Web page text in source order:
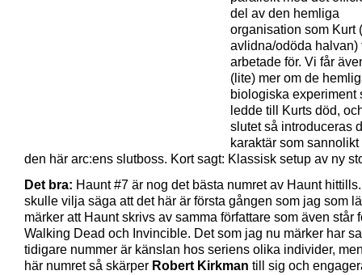
del av den hemliga
organisation som Kurt
avlidna/odöda halvan)
arbetade för. Vi får
(lite) mer om de
biologiska experiment
ledde till Kurts död,
slutet så introduceras
karaktär som
den här arc:ens slutboss. Kort sagt: Klassisk setup av ny
Det bra: Haunt #7 är nog det bästa numret av Haunt
skulle vilja säga att det här är första gången som jag som
märker att Haunt skrivs av samma författare som även står
Walking Dead och Invincible. Det som jag nu märker har
tidigare nummer är känslan hos seriens olika individer,
här numret så skärper Robert Kirkman till sig och